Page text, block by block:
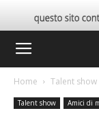
Home Talent show
Talent show Amici di